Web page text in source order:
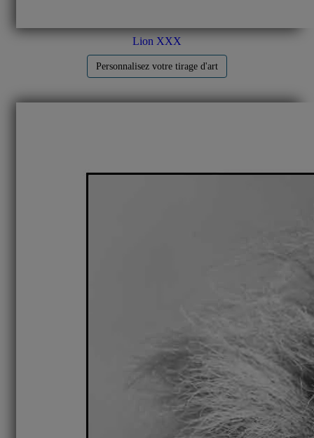
Lion XXX
Personnalisez votre tirage d'art